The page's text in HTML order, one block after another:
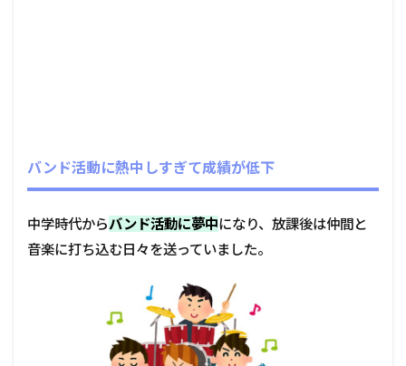
バンド活動に熱中しすぎて成績が低下
中学時代からバンド活動に夢中になり、放課後は仲間と
音楽に打ち込む日々を送っていました。